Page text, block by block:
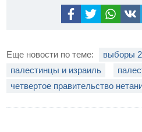
Еще новости по теме:
выборы
палестинцы и израиль
четвертое правительство